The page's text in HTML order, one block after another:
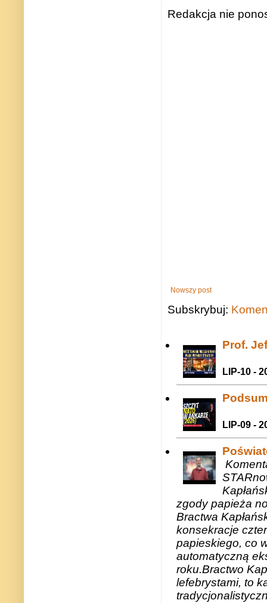
Redakcja nie
Nowszy post
Subskrybuj:
Prof.
LIP-10 -
LIP-09 -
zgody papieża
Bractwa
konsekracje
papieskiego, co
automatyczną
roku.Bractwo
lefebrystami, to